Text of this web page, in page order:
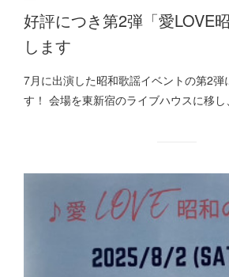
好評につき第2弾「愛LOVE
します
7月に出演した昭和歌謡イベントの第2弾
す！ 会場を東新宿のライブハウスに移